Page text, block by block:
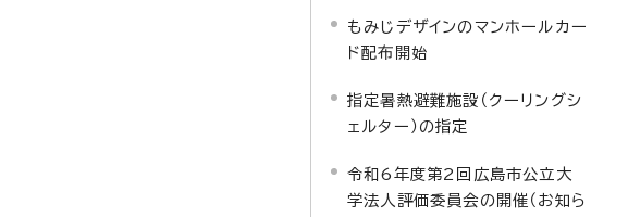
もみじデザインのマンホールカー
ド配布開始
指定暑熱避難施設（クーリングシ
ェルター）の指定
令和6年度第2回広島市公立大
学法人評価委員会の開催（お知ら